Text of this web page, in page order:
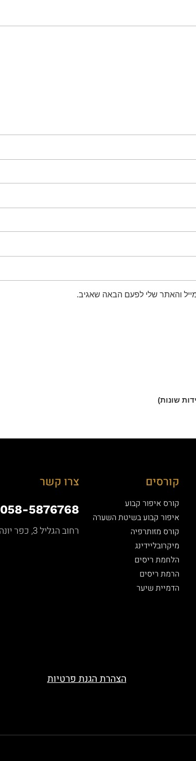
והאתר שלי לפעם הבאה שאגיב.
קורסים
קורס איפור קבוע
איפור קבוע בשיטת השערה
קורס מזותרפיה
מיקרובליידינג
הלחמת ריסים
הרמת ריסים
הדמיית שיער
צרו קשר
058-5876768
רחוב הגליל 3, כפר יונה
הצהרת הגנת פרטיות